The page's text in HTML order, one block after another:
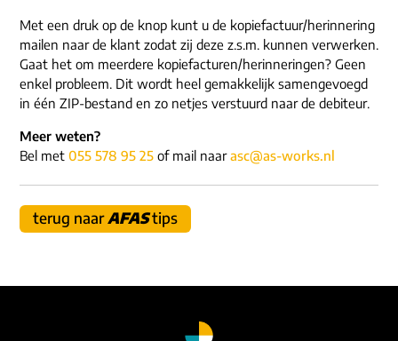
detachering
consultancy
werken bij
onze experts
ons dna
contact
vestigingen
e-mail/telefoon
social media
Met een druk op de knop kunt u de kopiefactuur/herinnering
mailen naar de klant zodat zij deze z.s.m. kunnen verwerken.
Gaat het om meerdere kopiefacturen/herinneringen? Geen
enkel probleem. Dit wordt heel gemakkelijk samengevoegd
in één ZIP-bestand en zo netjes verstuurd naar de debiteur.
Meer weten?
Bel met 055 578 95 25 of mail naarasc@as-works.nl
terug naarAFAStips